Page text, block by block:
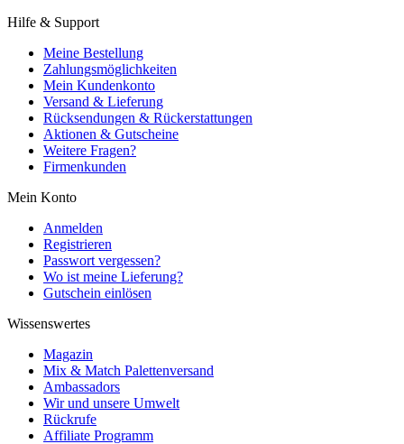
Hilfe & Support
Meine Bestellung
Zahlungsmöglichkeiten
Mein Kundenkonto
Versand & Lieferung
Rücksendungen & Rückerstattungen
Aktionen & Gutscheine
Weitere Fragen?
Firmenkunden
Mein Konto
Anmelden
Registrieren
Passwort vergessen?
Wo ist meine Lieferung?
Gutschein einlösen
Wissenswertes
Magazin
Mix & Match Palettenversand
Ambassadors
Wir und unsere Umwelt
Rückrufe
Affiliate Programm